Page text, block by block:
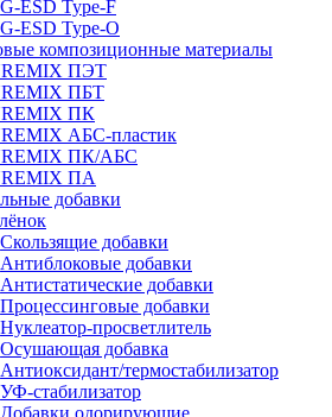
G-ESD Type-F
G-ESD Type-O
композиционные материалы
ПЭТ
ПБТ
ПК
АБС-пластик
ПК/АБС
ПА
добавки
Скользящие добавки
Антиблоковые добавки
Антистатические добавки
Процессинговые добавки
Нуклеатор-просветлитель
Осушающая добавка
Антиоксидант/термостабилизатор
УФ-стабилизатор
Добавки одорирующие